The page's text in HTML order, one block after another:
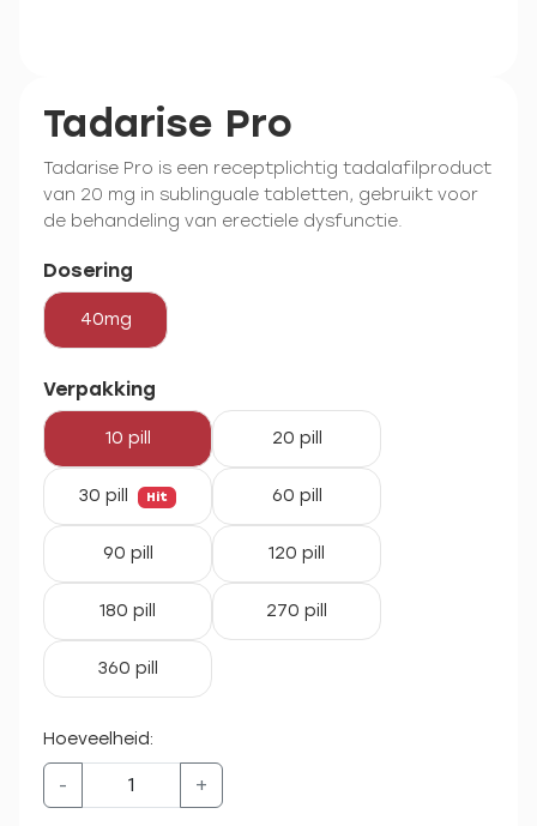
Tadarise Pro
Tadarise Pro is een receptplichtig tadalafilproduct
van 20 mg in sublinguale tabletten, gebruikt voor
de behandeling van erectiele dysfunctie.
Dosering
40mg
Verpakking
10 pill 20 pill
30 pill Hit 60 pill
90 pill 120 pill
180 pill 270 pill
360 pill
Hoeveelheid:
- +